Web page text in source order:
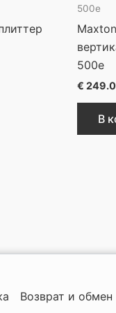
500e
500e
€
В
Возврат и обмен